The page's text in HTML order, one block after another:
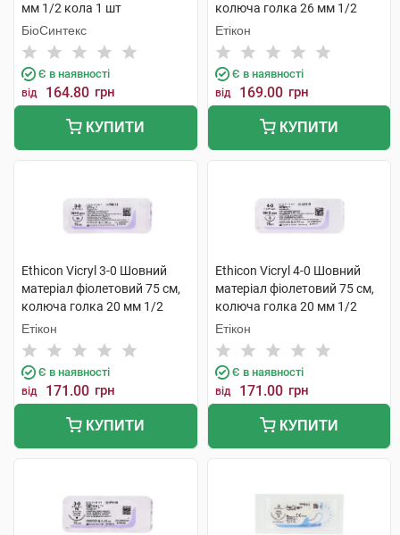
мм 1/2 кола 1 шт
БіоСинтекс
Є в наявності
від 164.80 грн
КУПИТИ
колюча голка 26 мм 1/2
кола W9120 1 шт
Етікон
Є в наявності
від 169.00 грн
КУПИТИ
Ethicon Vicryl 3-0 Шовний
матеріал фіолетовий 75 см,
колюча голка 20 мм 1/2
кола W9114 1 шт
Етікон
Є в наявності
від 171.00 грн
КУПИТИ
Ethicon Vicryl 4-0 Шовний
матеріал фіолетовий 75 см,
колюча голка 20 мм 1/2
кола W9113 1 шт
Етікон
Є в наявності
від 171.00 грн
КУПИТИ